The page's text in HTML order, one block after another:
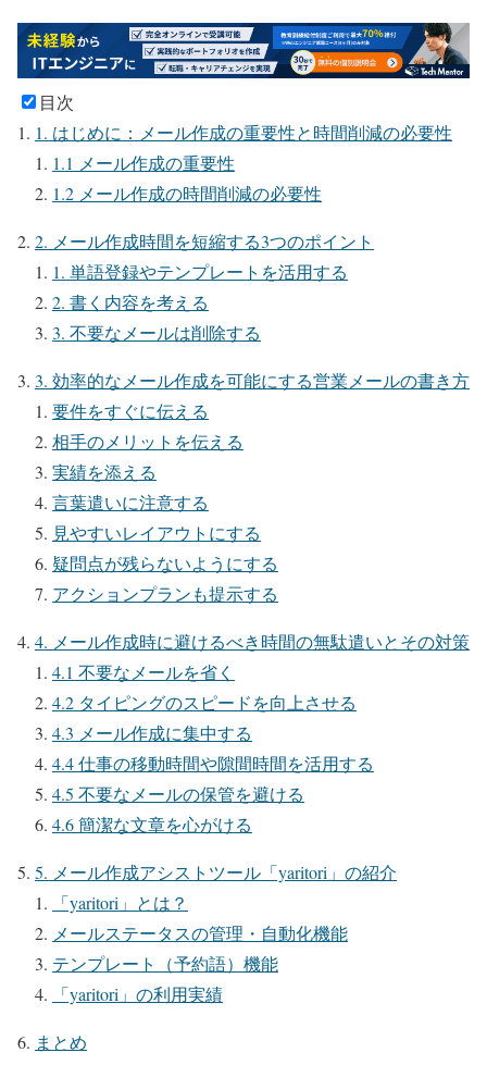
目次
1. はじめに：メール作成の重要性と時間削減の必要性
1.1 メール作成の重要性
1.2 メール作成の時間削減の必要性
2. メール作成時間を短縮する3つのポイント
1. 単語登録やテンプレートを活用する
2. 書く内容を考える
3. 不要なメールは削除する
3. 効率的なメール作成を可能にする営業メールの書き方
要件をすぐに伝える
相手のメリットを伝える
実績を添える
言葉遣いに注意する
見やすいレイアウトにする
疑問点が残らないようにする
アクションプランも提示する
4. メール作成時に避けるべき時間の無駄遣いとその対策
4.1 不要なメールを省く
4.2 タイピングのスピードを向上させる
4.3 メール作成に集中する
4.4 仕事の移動時間や隙間時間を活用する
4.5 不要なメールの保管を避ける
4.6 簡潔な文章を心がける
5. メール作成アシストツール「yaritori」の紹介
「yaritori」とは？
メールステータスの管理・自動化機能
テンプレート（予約語）機能
「yaritori」の利用実績
まとめ